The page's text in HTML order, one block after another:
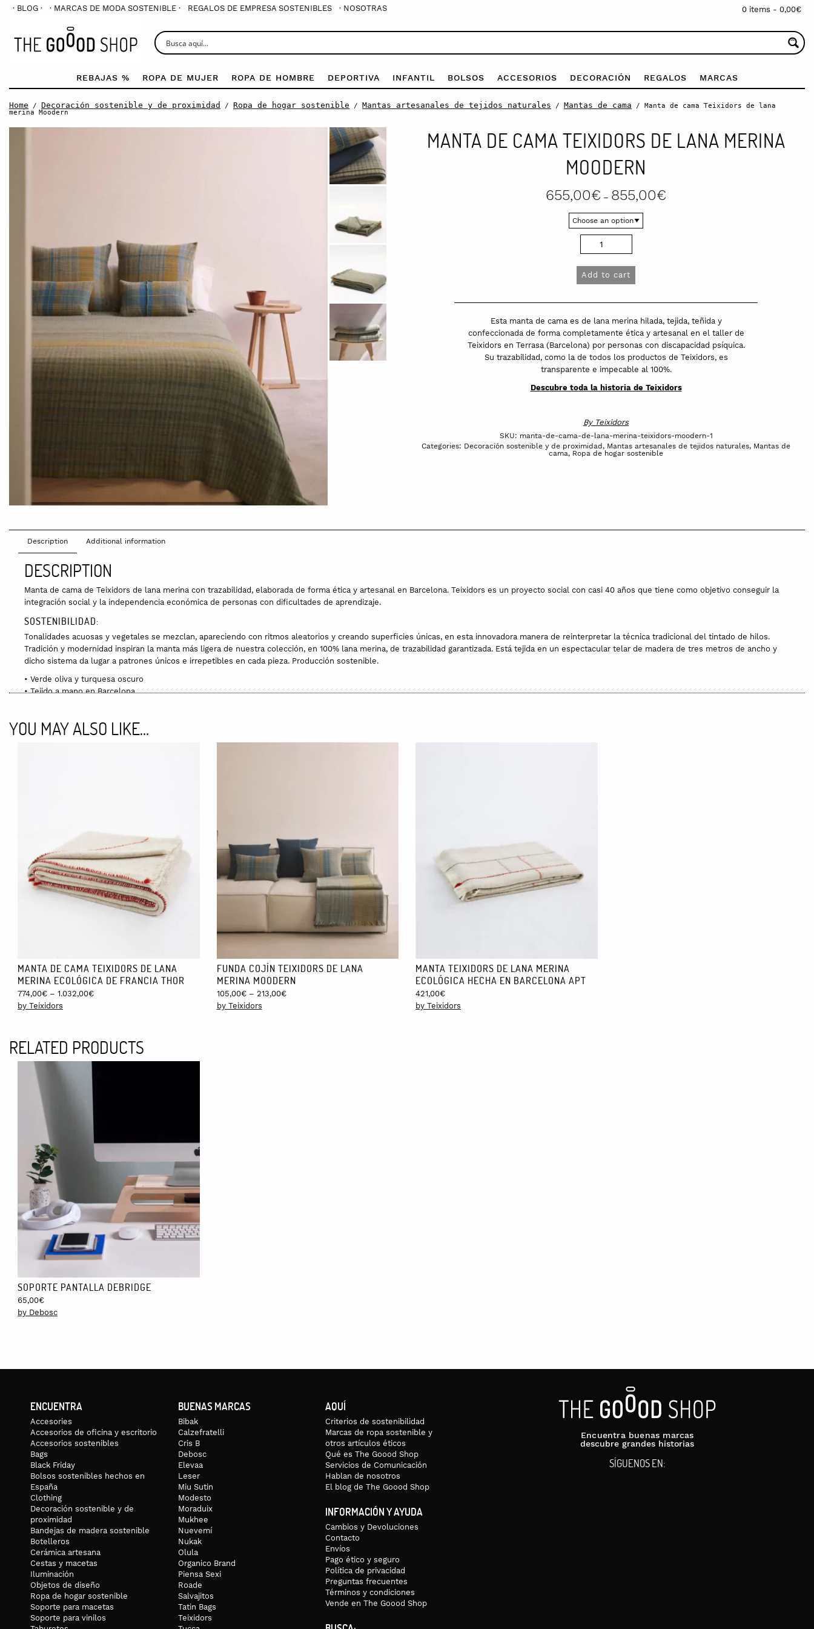
· BLOG · · MARCAS DE MODA SOSTENIBLE · REGALOS DE EMPRESA SOSTENIBLES · NOSOTRAS 0 items - 0,00€
REBAJAS % ROPA DE MUJER ROPA DE HOMBRE DEPORTIVA INFANTIL BOLSOS ACCESORIOS DECORACIÓN REGALOS MARCAS
Home / Decoración sostenible y de proximidad / Ropa de hogar sostenible / Mantas artesanales de tejidos naturales / Mantas de cama / Manta de cama Teixidors de lana
merina Moodern
MANTA DE CAMA TEIXIDORS DE LANA MERINA
MOODERN
655,00€ – 855,00€
Add to cart
Esta manta de cama es de lana merina hilada, tejida, teñida y
confeccionada de forma completamente ética y artesanal en el taller de
Teixidors en Terrasa (Barcelona) por personas con discapacidad psíquica.
Su trazabilidad, como la de todos los productos de Teixidors, es
transparente e impecable al 100%.
Descubre toda la historia de Teixidors
By Teixidors
SKU: manta-de-cama-de-lana-merina-teixidors-moodern-1
Categories: Decoración sostenible y de proximidad, Mantas artesanales de tejidos naturales, Mantas de
cama, Ropa de hogar sostenible
Description Additional information
DESCRIPTION
Manta de cama de Teixidors de lana merina con trazabilidad, elaborada de forma ética y artesanal en Barcelona. Teixidors es un proyecto social con casi 40 años que tiene como objetivo conseguir la
integración social y la independencia económica de personas con dificultades de aprendizaje.
SOSTENIBILIDAD:
Tonalidades acuosas y vegetales se mezclan, apareciendo con ritmos aleatorios y creando superficies únicas, en esta innovadora manera de reinterpretar la técnica tradicional del tintado de hilos.
Tradición y modernidad inspiran la manta más ligera de nuestra colección, en 100% lana merina, de trazabilidad garantizada. Está tejida en un espectacular telar de madera de tres metros de ancho y
dicho sistema da lugar a patrones únicos e irrepetibles en cada pieza. Producción sostenible.
• Verde oliva y turquesa oscuro
• Tejido a mano en Barcelona
MATERIAL:
Como todas las prendas de Teixidors, se trata de una prenda de excelente calidad y materiales con un tacto exquisito y hecha para durar. Para una mejor conservación, te recomendamos que la laves a
mano o en seco.
ENVÍO GRATIS:
Los envíos nacionales son gratis. Si estás en Europa el coste es de 8 euros y, si estás en otra parte del mundo, de 25. Siempre que el producto esté en stock, el envío tarda aproximadamente una
semana. En caso de que no esté en stock puede tardar hasta un mes, pero te avisaremos.
YOU MAY ALSO LIKE…
MANTA DE CAMA TEIXIDORS DE LANA
MERINA ECOLÓGICA DE FRANCIA THOR
774,00€ – 1.032,00€Price
1.032,00€
by Teixidors
FUNDA COJÍN TEIXIDORS DE LANA
MERINA MOODERN
105,00€ – 213,00€Price
by Teixidors
MANTA TEIXIDORS DE LANA MERINA
ECOLÓGICA HECHA EN BARCELONA APT
421,00€
by Teixidors
RELATED PRODUCTS
SOPORTE PANTALLA DEBRIDGE
65,00€
by Debosc
ENCUENTRA
Accesories
Accesorios de oficina y escritorio
Accesorios sostenibles
Bags
Black Friday
Bolsos sostenibles hechos en
España
Clothing
Decoración sostenible y de
proximidad
Bandejas de madera sostenible
Botelleros
Cerámica artesana
Cestas y macetas
Iluminación
Objetos de diseño
Ropa de hogar sostenible
Soporte para macetas
Soporte para vinilos
BUENAS MARCAS
Bibak
Calzefratelli
Cris B
Debosc
Elevaa
Leser
Miu Sutin
Modesto
Moraduix
Mukhee
Nuevemí
Nukak
Olula
Organico Brand
Piensa Sexi
Roade
Salvajitos
Tatin Bags
Teixidors
AQUÍ
Criterios de sostenibilidad
Marcas de ropa sostenible y
otros artículos éticos
Qué es The Goood Shop
Servicios de Comunicación
Hablan de nosotros
El blog de The Goood Shop
INFORMACIÓN Y AYUDA
Cambios y Devoluciones
Contacto
Envíos
Pago ético y seguro
Política de privacidad
Preguntas frecuentes
Términos y condiciones
Vende en The Goood Shop
Encuentra buenas marcas
descubre grandes historias
SÍGUENOS EN: